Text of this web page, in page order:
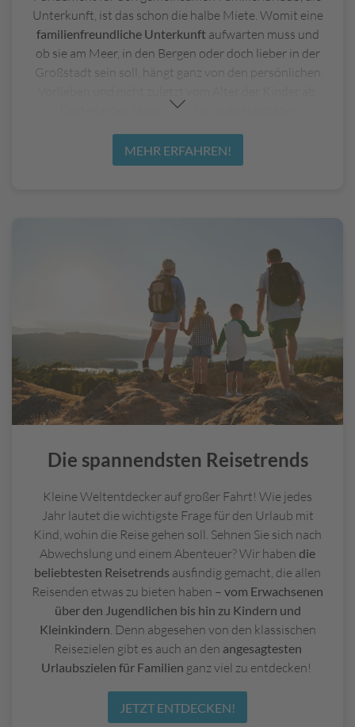
Unterkunft, ist das schon die halbe Miete. Womit eine
familienfreundliche Unterkunft aufwarten muss und
ob sie am Meer, in den Bergen oder doch lieber in der
Großstadt sein soll, hängt ganz von den persönlichen
Darf es eines zahlreicher top ausgestatteter
Mobilheim oder ein Ferienhaus, wo Sie ganz für sich
sind? Wir haben die beliebtesten Formen
MEHR ERFAHREN!
Die spannendsten Reisetrends
Kleine Weltentdecker auf großer Fahrt! Wie jedes
Jahr lautet die wichtigste Frage für den Urlaub mit
Kind, wohin die Reise gehen soll. Sehnen Sie sich nach
Abwechslung und einem Abenteuer? Wir haben die
beliebtesten Reisetrends ausfindig gemacht, die allen
Reisenden etwas zu bieten haben – vom Erwachsenen
über den Jugendlichen bis hin zu Kindern und
Kleinkindern. Denn abgesehen von den klassischen
Reisezielen gibt es auch an den angesagtesten
Urlaubszielen für Familien ganz viel zu entdecken!
JETZT ENTDECKEN!